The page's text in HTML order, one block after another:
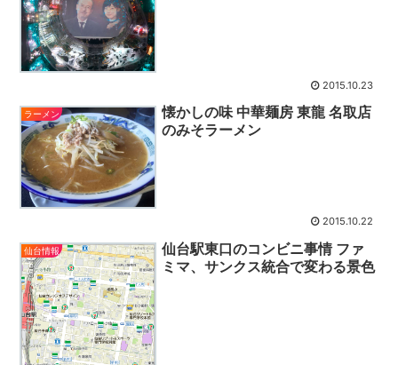
2015.10.23
ラーメン
懐かしの味 中華麺房 東龍 名取店
のみそラーメン
2015.10.22
仙台情報
仙台駅東口のコンビニ事情 ファ
ミマ、サンクス統合で変わる景色